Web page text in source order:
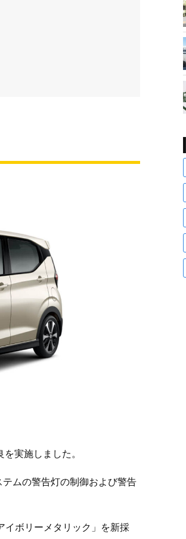
実施しました。
ムの警告灯の制御および警告
イボリーメタリック」を新採